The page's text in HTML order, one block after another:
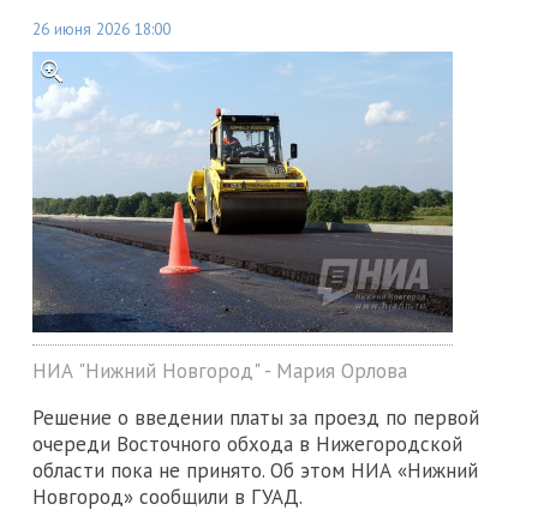
26 июня 2026 18:00
НИА "Нижний Новгород" - Мария Орлова
Решение о введении платы за проезд по первой
очереди Восточного обхода в Нижегородской
области пока не принято. Об этом НИА «Нижний
Новгород» сообщили в ГУАД.